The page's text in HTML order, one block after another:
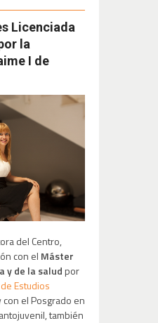
Licenciada
la
I de
del Centro,
con el Máster
y de la saludpor
Estudios
con el Posgrado en
también